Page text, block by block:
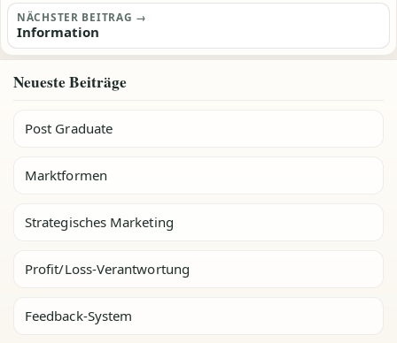
NÄCHSTER BEITRAG →
Information
Neueste Beiträge
Post Graduate
Marktformen
Strategisches Marketing
Profit/Loss-Verantwortung
Feedback-System